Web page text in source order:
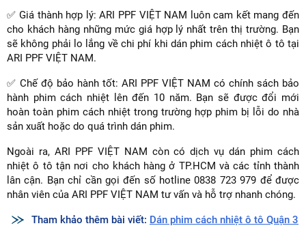
✅ Giá thành hợp lý: ARI PPF VIỆT NAM luôn cam kết mang đến
cho khách hàng những mức giá hợp lý nhất trên thị trường. Bạn
sẽ không phải lo lắng về chi phí khi dán phim cách nhiệt ô tô tại
ARI PPF VIỆT NAM.
✅ Chế độ bảo hành tốt: ARI PPF VIỆT NAM có chính sách bảo
hành phim cách nhiệt lên đến 10 năm. Bạn sẽ được đổi mới
hoàn toàn phim cách nhiệt trong trường hợp phim bị lỗi do nhà
sản xuất hoặc do quá trình dán phim.
Ngoài ra, ARI PPF VIỆT NAM còn có dịch vụ dán phim cách
nhiệt ô tô tận nơi cho khách hàng ở TP.HCM và các tỉnh thành
lân cận. Bạn chỉ cần gọi đến số hotline 0838 723 979 để được
nhân viên của ARI PPF VIỆT NAM tư vấn và hỗ trợ nhanh chóng.
Tham khảo thêm bài viết: Dán phim cách nhiệt ô tô Quận 3